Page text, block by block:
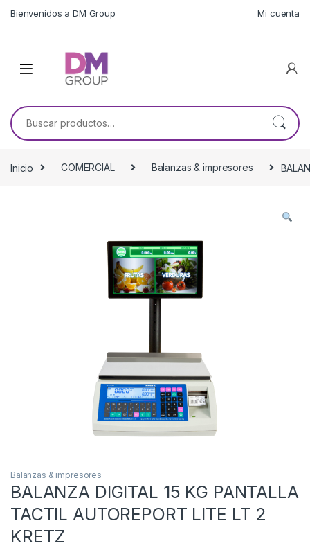
Bienvenidos a DM Group Mi cuenta
Buscar por:
Inicio COMERCIAL Balanzas & impresores
Balanzas & impresores
BALANZA DIGITAL 15 KG PANTALLA
TACTIL AUTOREPORT LITE LT 2
KRETZ